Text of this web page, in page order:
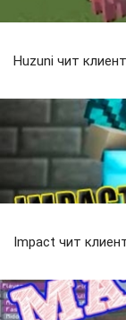
Huzuni чит
Impact чит